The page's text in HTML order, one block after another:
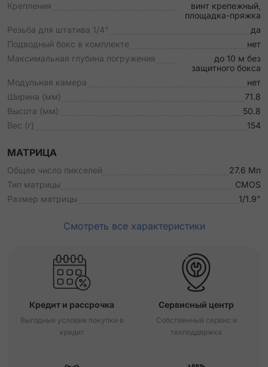
Крепления
винт крепежный,
площадка-пряжка
Резьба для штатива 1/4"
да
Подводный бокс в комплекте
нет
Максимальная глубина погружения
до 10 м без
защитного бокса
Модульная камера
нет
Ширина (мм)
71.8
Высота (мм)
50.8
Вес (г)
154
МАТРИЦА
Общее число пикселей
27.6 Мп
Тип матрицы
CMOS
Размер матрицы
1/1.9"
Смотреть все характеристики
Кредит и рассрочка
Выгодные условия покупки в
кредит
Сервисный центр
Собственный сервис и
техподдержка